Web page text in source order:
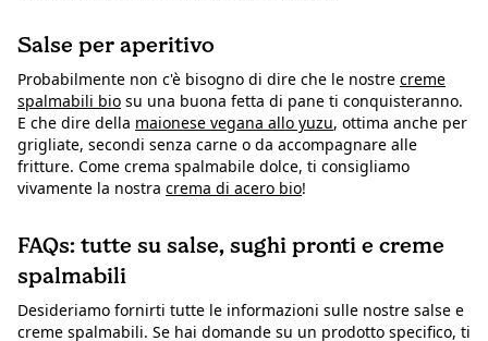
Salse per aperitivo
Probabilmente non c'è bisogno di dire che le nostre creme
spalmabili bio su una buona fetta di pane ti conquisteranno.
E che dire della maionese vegana allo yuzu, ottima anche per
grigliate, secondi senza carne o da accompagnare alle
fritture. Come crema spalmabile dolce, ti consigliamo
vivamente la nostra crema di acero bio!
FAQs: tutte su salse, sughi pronti e creme
spalmabili
Desideriamo fornirti tutte le informazioni sulle nostre salse e
creme spalmabili. Se hai domande su un prodotto specifico, ti